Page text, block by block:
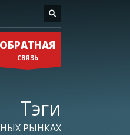
ОБРАТНАЯ
СВЯЗЬ
Тэги
РЫНКАХ